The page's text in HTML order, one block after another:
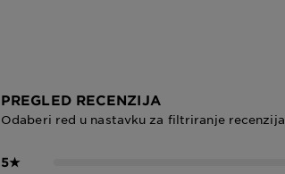
PREGLED RECENZIJA
Odaberi red u nastavku za filtriranje recenzija
5★